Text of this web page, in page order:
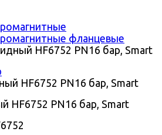
фланцевые
HF6752 PN16 бар, Smart
HF6752 PN16 бар, Smart